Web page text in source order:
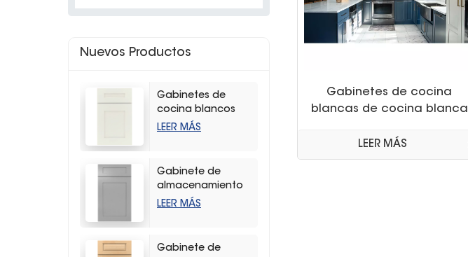
Nuevos Productos
Gabinetes de
cocina blancos
modernos con
LEER MÁS
Gabinete de
almacenamiento
de cocina con
LEER MÁS
Gabinete de
Gabinetes de cocina
blancas de cocina blanca
y blanca
LEER MÁS